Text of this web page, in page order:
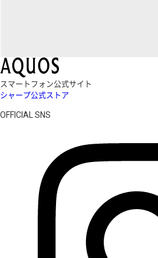
スマートフォン公式サイト
シャープ公式ストア
OFFICIAL SNS